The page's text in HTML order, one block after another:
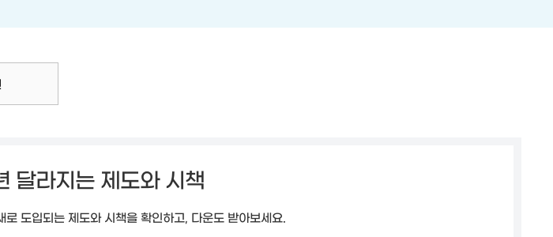
달라지는 제도와 시책
로 도입되는 제도와 시책을 확인하고, 다운도 받아보세요.